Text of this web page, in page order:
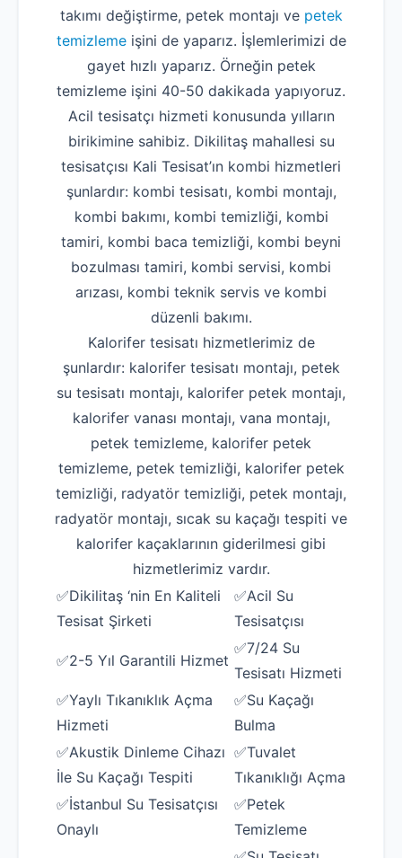
takımı değiştirme, petek montajı ve petek
temizlemeişini de yaparız. İşlemlerimizi de
gayet hızlı yaparız. Örneğin petek
temizleme işini 40-50 dakikada yapıyoruz.
Acil tesisatçı hizmeti konusunda yılların
birikimine sahibiz. Dikilitaş mahallesi su
tesisatçısı Kali Tesisat’ın kombi hizmetleri
şunlardır: kombi tesisatı, kombi montajı,
kombi bakımı, kombi temizliği, kombi
tamiri, kombi baca temizliği, kombi beyni
bozulması tamiri, kombi servisi, kombi
arızası, kombi teknik servis ve kombi
düzenli bakımı.
Kalorifer tesisatı hizmetlerimiz de
şunlardır: kalorifer tesisatı montajı, petek
su tesisatı montajı, kalorifer petek montajı,
kalorifer vanası montajı, vana montajı,
petek temizleme, kalorifer petek
temizleme, petek temizliği, kalorifer petek
temizliği, radyatör temizliği, petek montajı,
radyatör montajı, sıcak su kaçağı tespiti ve
kalorifer kaçaklarının giderilmesi gibi
hizmetlerimiz vardır.
✅Dikilitaş ‘nin En Kaliteli
Tesisat Şirketi
✅Acil Su
Tesisatçısı
✅2-5 Yıl Garantili Hizmet
✅7/24 Su
Tesisatı Hizmeti
✅Yaylı Tıkanıklık Açma
Hizmeti
✅Su Kaçağı
Bulma
✅Akustik Dinleme Cihazı
İle Su Kaçağı Tespiti
✅Tuvalet
Tıkanıklığı Açma
✅İstanbul Su Tesisatçısı
Onaylı
✅Petek
Temizleme